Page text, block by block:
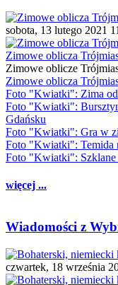
sobota, 13 lutego 2021
Zimowe oblicza
Zimowe oblicze
Zimowe oblicza
Foto "Kwiatki": Zima
Foto "Kwiatki":
Gdańsku
Foto "Kwiatki": Gra w
Foto "Kwiatki": Temida
Foto "Kwiatki": Szklane
więcej ...
Wiadomości z
czwartek, 18 września